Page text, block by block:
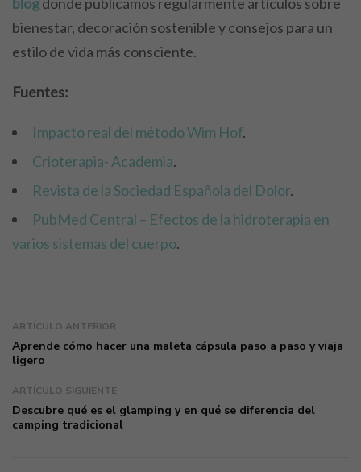
bienestar, decoración sostenible y consejos para un
estilo de vida más consciente.
Fuentes:
Impacto real del método Wim Hof.
Crioterapia- Academia.
Revista de la Sociedad Española del Dolor.
PubMed Central – Efectos de la hidroterapia en
varios sistemas del cuerpo.
ARTÍCULO ANTERIOR
Aprende cómo hacer una maleta cápsula paso a paso y viaja
ligero
ARTÍCULO SIGUIENTE
Descubre qué es el glamping y en qué se diferencia del
camping tradicional